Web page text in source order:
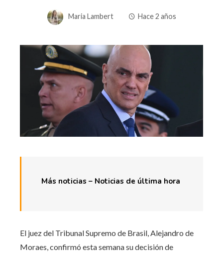
Maria Lambert Hace 2 años
Más noticias – Noticias de última hora
El juez del Tribunal Supremo de Brasil, Alejandro de
Moraes, confirmó esta semana su decisión de